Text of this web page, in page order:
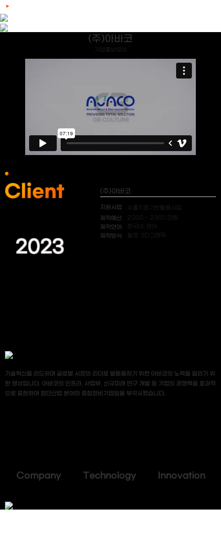
(주)아바코
기업홍보영상
2023
(주)아바코
지원사업 수출지원기반활용사업
제작예산 2,300 ~ 2,900 만원
제작언어 한국어, 영어
제작방식 촬영, 3D그래픽
기술혁신을 리드하며 글로벌 시장의 리더로 발돋움하기 위한 아바코의 노력을 알리기 위
한 영상입니다. 아바코의 인프라, 사업부, 신규미래 연구 개발 등 기업의 경쟁력을 효과적
으로 표현하여 첨단산업 분야의 종합장비기업임을 부각시켰습니다.
Company Technology Innovation